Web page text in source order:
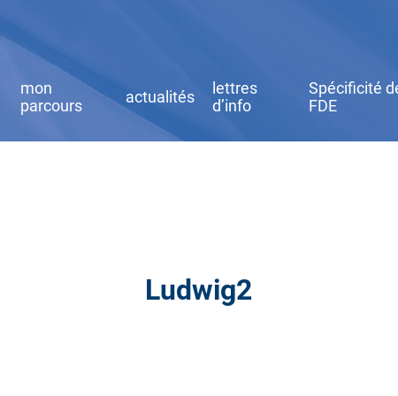
mon
parcours
actualités
lettres
d’info
Spécificité
FDE
Ludwig2